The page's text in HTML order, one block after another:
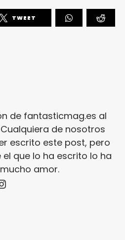
TWEET
de fantasticmag.es al
de nosotros
escrito este post, pero
el que lo ha escrito lo ha
amor.